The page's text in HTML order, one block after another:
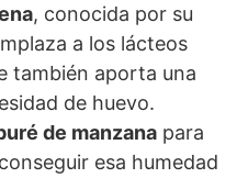
, conocida por su
a los lácteos
también aporta una
de huevo.
de manzana para
esa humedad